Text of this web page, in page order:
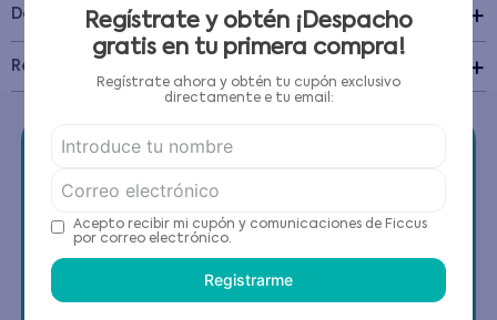
Detalles del Producto +
Recomendaciones de cuidado
Contáctanos
(22) 6178818 - Compras Internet
Regístrate y obtén ¡Despacho
gratis en tu primera compra!
Regístrate ahora y obtén tu cupón exclusivo
directamente e tu email:
Acepto recibir mi cupón y comunicaciones de Ficcus
por correo electrónico.
Registrarme